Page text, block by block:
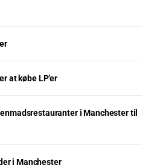
at købe LP’er
i Manchester til
i Manchester